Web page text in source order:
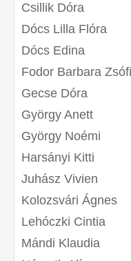
Csillik Dóra
Dócs Lilla Flóra
Dócs Edina
Fodor Barbara
Gecse Dóra
György Anett
György Noémi
Harsányi Kitti
Juhász Vivien
Kolozsvári Ágnes
Lehóczki Cintia
Mándi Klaudia